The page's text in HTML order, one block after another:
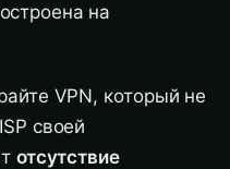
на
VPN, который не
своей
отсутствие